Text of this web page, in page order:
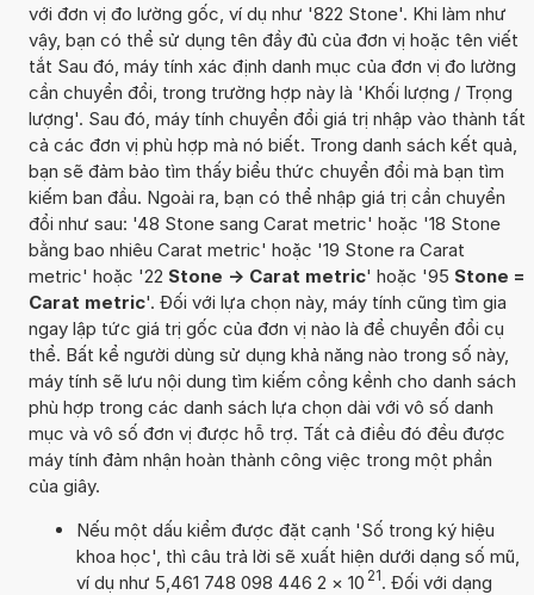
với đơn vị đo lường gốc, ví dụ như '822 Stone'. Khi làm như
vậy, bạn có thể sử dụng tên đầy đủ của đơn vị hoặc tên viết
tắt Sau đó, máy tính xác định danh mục của đơn vị đo lường
cần chuyển đổi, trong trường hợp này là 'Khối lượng / Trọng
lượng'. Sau đó, máy tính chuyển đổi giá trị nhập vào thành tất
cả các đơn vị phù hợp mà nó biết. Trong danh sách kết quả,
bạn sẽ đảm bảo tìm thấy biểu thức chuyển đổi mà bạn tìm
kiếm ban đầu. Ngoài ra, bạn có thể nhập giá trị cần chuyển
đổi như sau: '48 Stone sang Carat metric' hoặc '18 Stone
bằng bao nhiêu Carat metric' hoặc '19 Stone ra Carat
metric' hoặc '22 Stone -> Carat metric' hoặc '95 Stone =
Carat metric'. Đối với lựa chọn này, máy tính cũng tìm gia
ngay lập tức giá trị gốc của đơn vị nào là để chuyển đổi cụ
thể. Bất kể người dùng sử dụng khả năng nào trong số này,
máy tính sẽ lưu nội dung tìm kiếm cồng kềnh cho danh sách
phù hợp trong các danh sách lựa chọn dài với vô số danh
mục và vô số đơn vị được hỗ trợ. Tất cả điều đó đều được
máy tính đảm nhận hoàn thành công việc trong một phần
của giây.
Nếu một dấu kiểm được đặt cạnh 'Số trong ký hiệu
khoa học', thì câu trả lời sẽ xuất hiện dưới dạng số mũ,
ví dụ như 5,461 748 098 446 2 × 10 21. Đối với dạng